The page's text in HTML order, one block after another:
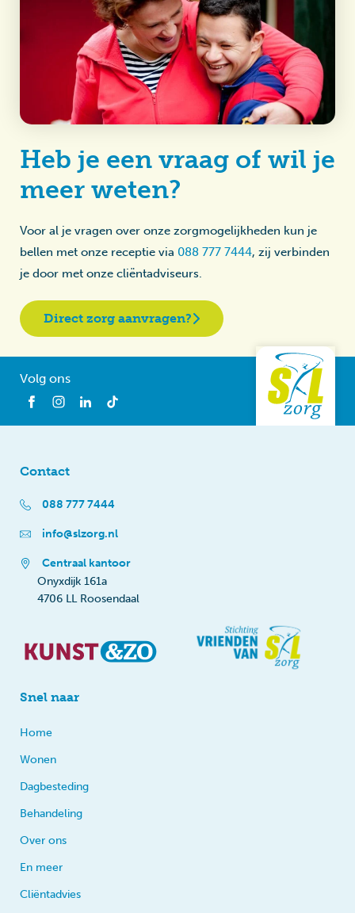
Heb je een vraag of wil je
meer weten?
Voor al je vragen over onze zorgmogelijkheden kun je
bellen met onze receptie via 088 777 7444, zij verbinden
je door met onze cliëntadviseurs.
Direct zorg aanvragen?
Volg ons
Contact
088 777 7444
info@slzorg.nl
Centraal kantoor
Onyxdijk 161a
4706 LL Roosendaal
Snel naar
Home
Wonen
Dagbesteding
Behandeling
Over ons
En meer
Cliëntadvies